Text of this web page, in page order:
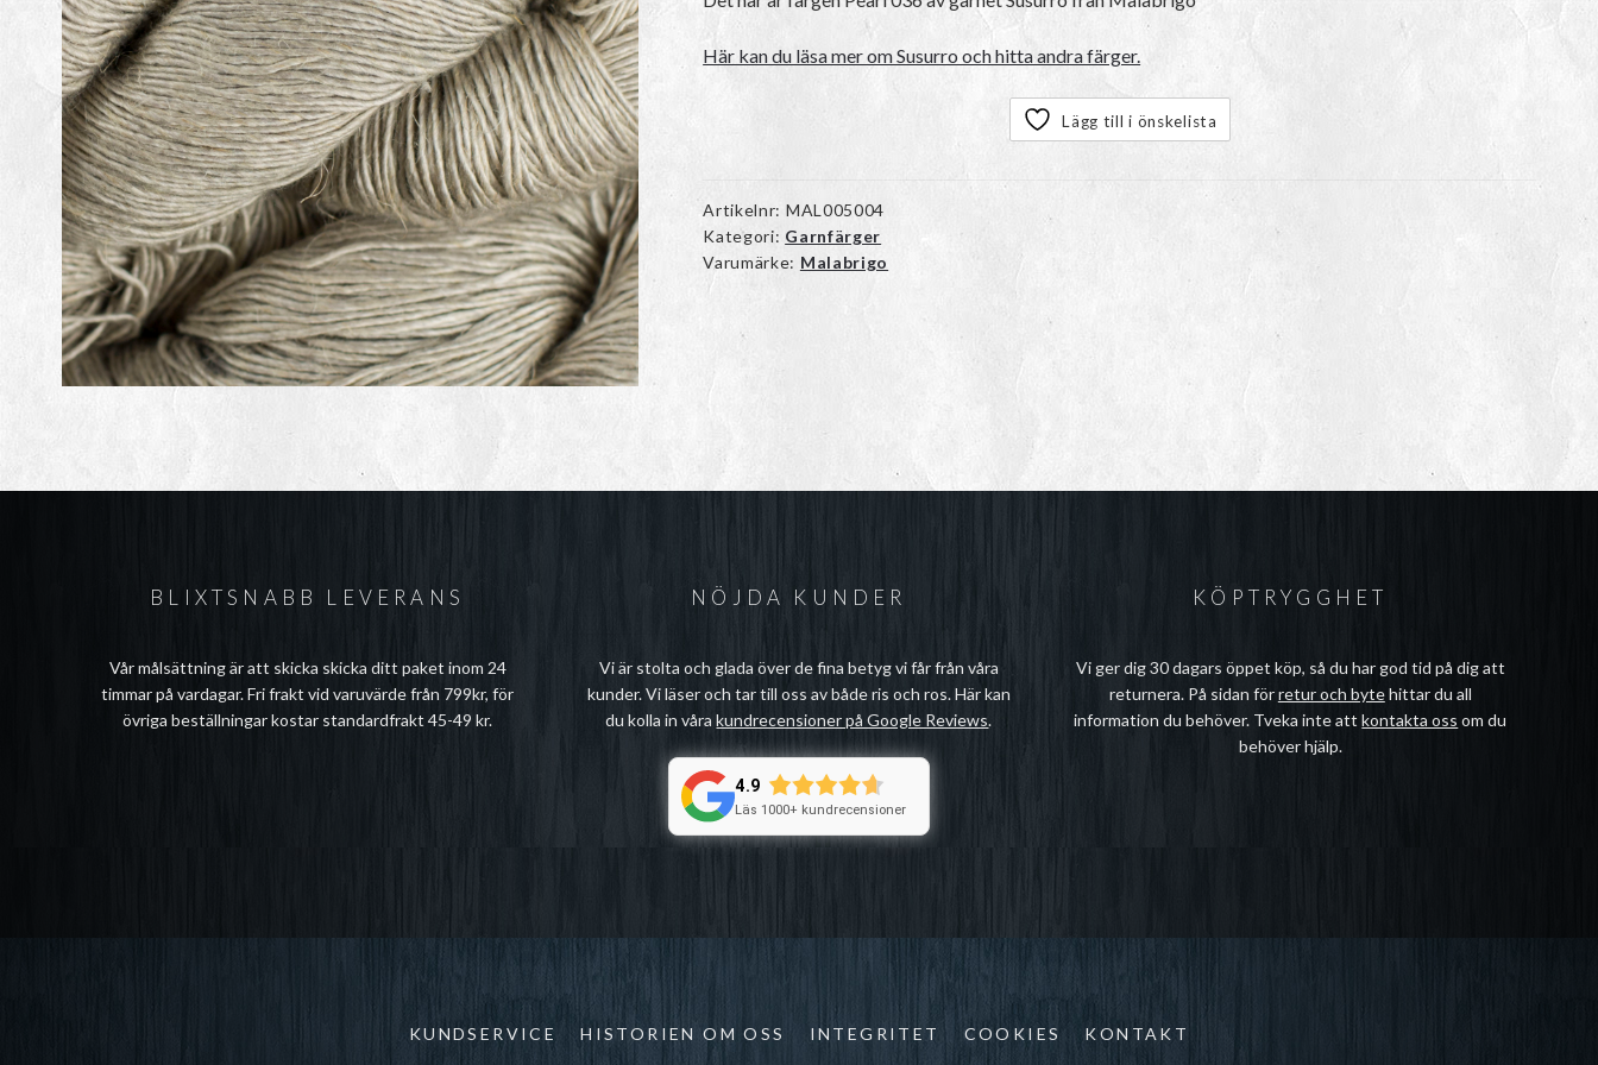
Här kan du läsa mer om Susurro och hitta andra färger.
Lägg till i önskelista
Artikelnr: MAL005004
Kategori: Garnfärger
Varumärke: Malabrigo
BLIXTSNABB LEVERANS
Vår målsättning är att skicka skicka ditt paket inom 24
timmar på vardagar. Fri frakt vid varuvärde från 799kr, för
övriga beställningar kostar standardfrakt 45-49 kr.
NÖJDA KUNDER
Vi är stolta och glada över de fina betyg vi får från våra
kunder. Vi läser och tar till oss av både ris och ros. Här kan
du kolla in vårakundrecensioner på Google Reviews.
4.9
Läs 1000+ kundrecensioner
KÖPTRYGGHET
Vi ger dig 30 dagars öppet köp, så du har god tid på dig att
returnera. På sidan förretur och bytehittar du all
information du behöver. Tveka inte attkontakta oss om du
behöver hjälp.
KUNDSERVICE HISTORIEN OM OSS INTEGRITET COOKIES KONTAKT